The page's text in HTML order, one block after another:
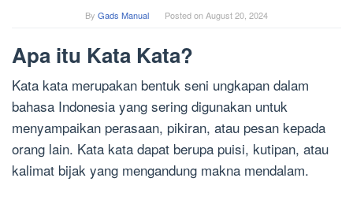
By Gads Manual Posted onAugust 20, 2024
Apa itu Kata Kata?
Kata kata merupakan bentuk seni ungkapan dalam
bahasa Indonesia yang sering digunakan untuk
menyampaikan perasaan, pikiran, atau pesan kepada
orang lain. Kata kata dapat berupa puisi, kutipan, atau
kalimat bijak yang mengandung makna mendalam.